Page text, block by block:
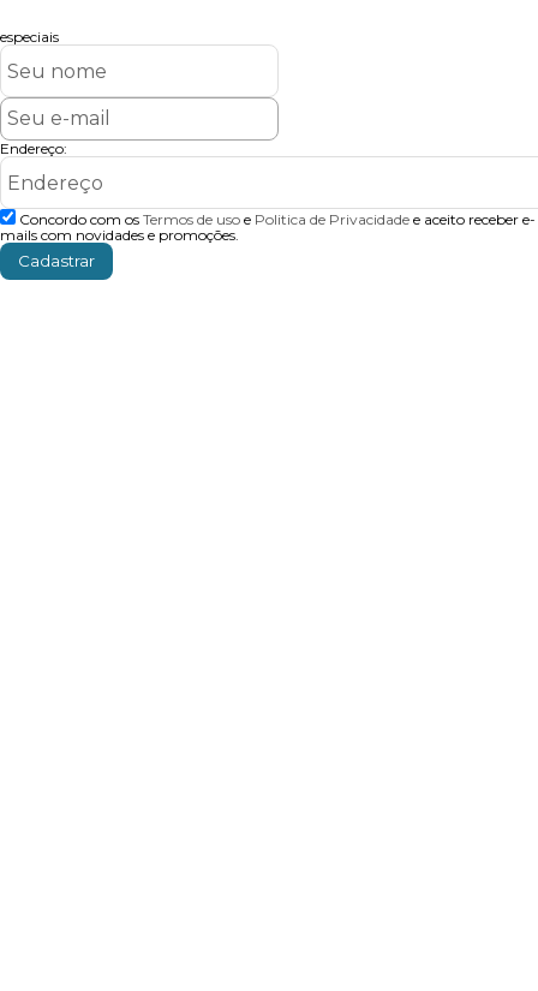
especiais
Endereço:
Concordo com os Termos de uso e Politica de Privacidade e aceito receber e-
mails com novidades e promoções.
Cadastrar